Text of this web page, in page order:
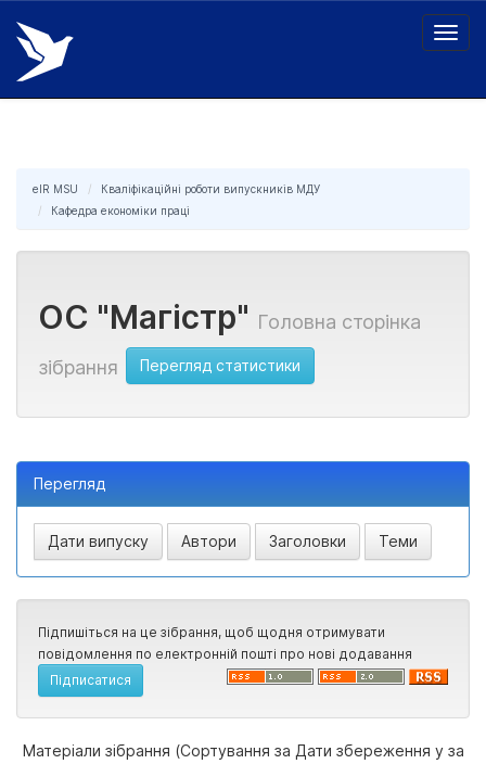
Skip
navigation
eIR MSU
Кваліфікаційні роботи випускників МДУ
Кафедра економіки праці
ОС "Магістр" Головна сторінка
зібрання
Перегляд статистики
Перегляд
Підпишіться на це зібрання, щоб щодня отримувати
повідомлення по електронній пошті про нові додавання
Матеріали зібрання (Сортування за Дати збереження у за